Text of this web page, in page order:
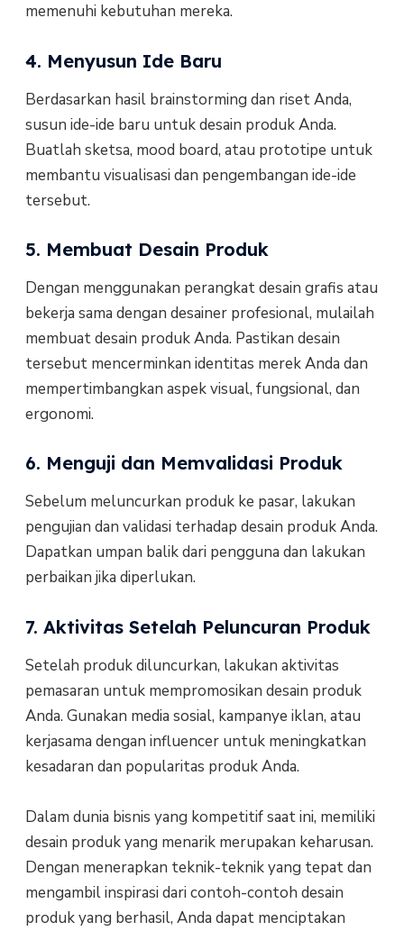
memenuhi kebutuhan mereka.
4. Menyusun Ide Baru
Berdasarkan hasil brainstorming dan riset Anda,
susun ide-ide baru untuk desain produk Anda.
Buatlah sketsa, mood board, atau prototipe untuk
membantu visualisasi dan pengembangan ide-ide
tersebut.
5. Membuat Desain Produk
Dengan menggunakan perangkat desain grafis atau
bekerja sama dengan desainer profesional, mulailah
membuat desain produk Anda. Pastikan desain
tersebut mencerminkan identitas merek Anda dan
mempertimbangkan aspek visual, fungsional, dan
ergonomi.
6. Menguji dan Memvalidasi Produk
Sebelum meluncurkan produk ke pasar, lakukan
pengujian dan validasi terhadap desain produk Anda.
Dapatkan umpan balik dari pengguna dan lakukan
perbaikan jika diperlukan.
7. Aktivitas Setelah Peluncuran Produk
Setelah produk diluncurkan, lakukan aktivitas
pemasaran untuk mempromosikan desain produk
Anda. Gunakan media sosial, kampanye iklan, atau
kerjasama dengan influencer untuk meningkatkan
kesadaran dan popularitas produk Anda.
Dalam dunia bisnis yang kompetitif saat ini, memiliki
desain produk yang menarik merupakan keharusan.
Dengan menerapkan teknik-teknik yang tepat dan
mengambil inspirasi dari contoh-contoh desain
produk yang berhasil, Anda dapat menciptakan